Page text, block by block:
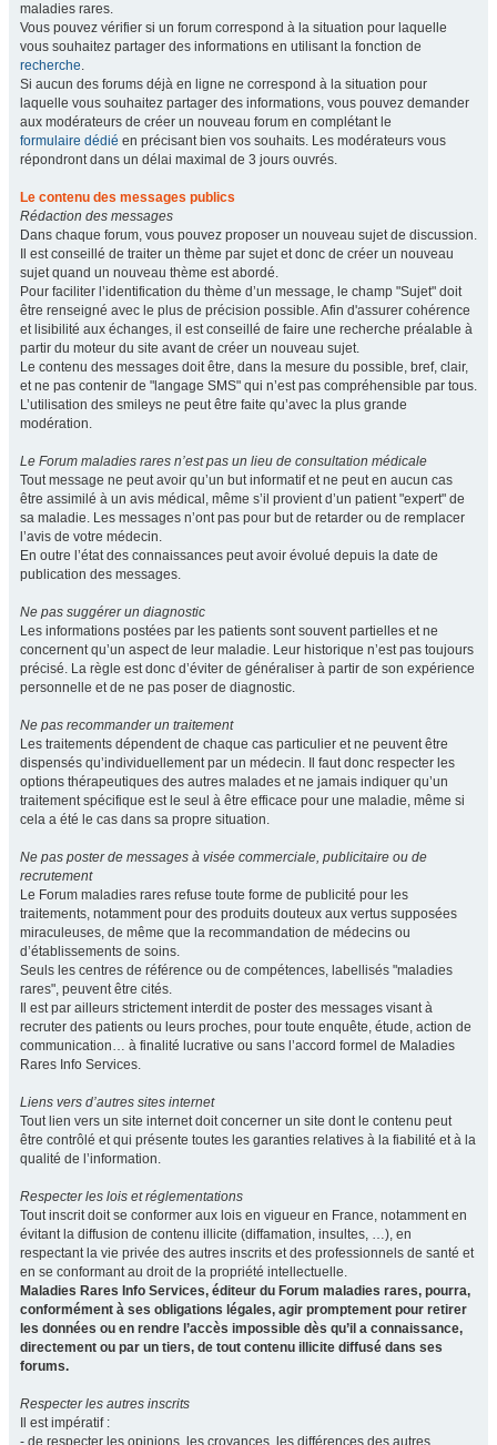
maladies rares.
Vous pouvez vérifier si un forum correspond à la situation pour laquelle
vous souhaitez partager des informations en utilisant la fonction de
recherche.
Si aucun des forums déjà en ligne ne correspond à la situation pour
laquelle vous souhaitez partager des informations, vous pouvez demander
aux modérateurs de créer un nouveau forum en complétant le
formulaire dédié en précisant bien vos souhaits. Les modérateurs vous
répondront dans un délai maximal de 3 jours ouvrés.
Le contenu des messages publics
Rédaction des messages
Dans chaque forum, vous pouvez proposer un nouveau sujet de discussion.
Il est conseillé de traiter un thème par sujet et donc de créer un nouveau
sujet quand un nouveau thème est abordé.
Pour faciliter l’identification du thème d’un message, le champ "Sujet" doit
être renseigné avec le plus de précision possible. Afin d'assurer cohérence
et lisibilité aux échanges, il est conseillé de faire une recherche préalable à
partir du moteur du site avant de créer un nouveau sujet.
Le contenu des messages doit être, dans la mesure du possible, bref, clair,
et ne pas contenir de "langage SMS" qui n’est pas compréhensible par tous.
L’utilisation des smileys ne peut être faite qu’avec la plus grande
modération.
Le Forum maladies rares n’est pas un lieu de consultation médicale
Tout message ne peut avoir qu’un but informatif et ne peut en aucun cas
être assimilé à un avis médical, même s’il provient d’un patient "expert" de
sa maladie. Les messages n’ont pas pour but de retarder ou de remplacer
l’avis de votre médecin.
En outre l’état des connaissances peut avoir évolué depuis la date de
publication des messages.
Ne pas suggérer un diagnostic
Les informations postées par les patients sont souvent partielles et ne
concernent qu’un aspect de leur maladie. Leur historique n’est pas toujours
précisé. La règle est donc d’éviter de généraliser à partir de son expérience
personnelle et de ne pas poser de diagnostic.
Ne pas recommander un traitement
Les traitements dépendent de chaque cas particulier et ne peuvent être
dispensés qu’individuellement par un médecin. Il faut donc respecter les
options thérapeutiques des autres malades et ne jamais indiquer qu’un
traitement spécifique est le seul à être efficace pour une maladie, même si
cela a été le cas dans sa propre situation.
Ne pas poster de messages à visée commerciale, publicitaire ou de
recrutement
Le Forum maladies rares refuse toute forme de publicité pour les
traitements, notamment pour des produits douteux aux vertus supposées
miraculeuses, de même que la recommandation de médecins ou
d’établissements de soins.
Seuls les centres de référence ou de compétences, labellisés "maladies
rares", peuvent être cités.
Il est par ailleurs strictement interdit de poster des messages visant à
recruter des patients ou leurs proches, pour toute enquête, étude, action de
communication… à finalité lucrative ou sans l’accord formel de Maladies
Rares Info Services.
Liens vers d’autres sites internet
Tout lien vers un site internet doit concerner un site dont le contenu peut
être contrôlé et qui présente toutes les garanties relatives à la fiabilité et à la
qualité de l’information.
Respecter les lois et réglementations
Tout inscrit doit se conformer aux lois en vigueur en France, notamment en
évitant la diffusion de contenu illicite (diffamation, insultes, …), en
respectant la vie privée des autres inscrits et des professionnels de santé et
en se conformant au droit de la propriété intellectuelle.
Maladies Rares Info Services, éditeur du Forum maladies rares, pourra,
conformément à ses obligations légales, agir promptement pour retirer
les données ou en rendre l’accès impossible dès qu’il a connaissance,
directement ou par un tiers, de tout contenu illicite diffusé dans ses
forums.
Respecter les autres inscrits
Il est impératif :
- de respecter les opinions, les croyances, les différences des autres